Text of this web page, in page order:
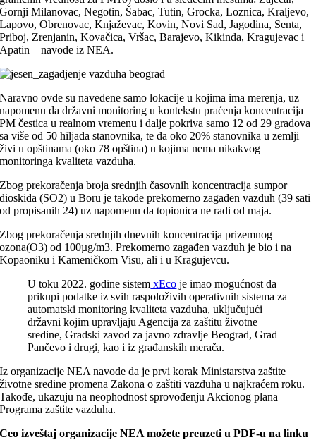
Gornji Milanovac, Negotin, Šabac, Tutin, Grocka, Loznica, Kraljevo,
Lapovo, Obrenovac, Knjaževac, Kovin, Novi Sad, Jagodina, Senta,
Priboj, Zrenjanin, Kovačica, Vršac, Barajevo, Kikinda, Kragujevac i
Apatin – navode iz NEA.
Naravno ovde su navedene samo lokacije u kojima ima merenja, uz
napomenu da državni monitoring u kontekstu praćenja koncentracija
PM čestica u realnom vremenu i dalje pokriva samo 12 od 29 gradova
sa više od 50 hiljada stanovnika, te da oko 20% stanovnika u zemlji
živi u opštinama (oko 78 opština) u kojima nema nikakvog
monitoringa kvaliteta vazduha.
Zbog prekoračenja broja srednjih časovnih koncentracija sumpor
dioskida (SO2) u Boru je takođe prekomerno zagađen vazduh (39 sati
od propisanih 24) uz napomenu da topionica ne radi od maja.
Zbog prekoračenja srednjih dnevnih koncentracija prizemnog
ozona(O3) od 100µg/m3. Prekomerno zagađen vazduh je bio i na
Kopaoniku i Kameničkom Visu, ali i u Kragujevcu.
U toku 2022. godine sistem xEco je imao mogućnost da
prikupi podatke iz svih raspoloživih operativnih sistema za
automatski monitoring kvaliteta vazduha, uključujući
državni kojim upravljaju Agencija za zaštitu životne
sredine, Gradski zavod za javno zdravlje Beograd, Grad
Pančevo i drugi, kao i iz građanskih merača.
Iz organizacije NEA navode da je prvi korak Ministarstva zaštite
životne sredine promena Zakona o zaštiti vazduha u najkraćem roku.
Takođe, ukazuju na neophodnost sprovođenju Akcionog plana
Programa zaštite vazduha.
Ceo izveštaj organizacije NEA možete preuzeti u PDF-u na linku